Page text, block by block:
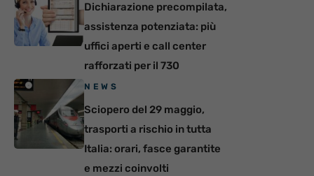
Dichiarazione precompilata,
assistenza potenziata: più
uffici aperti e call center
rafforzati per il 730
NEWS
Sciopero del 29 maggio,
trasporti a rischio in tutta
Italia: orari, fasce garantite
e mezzi coinvolti